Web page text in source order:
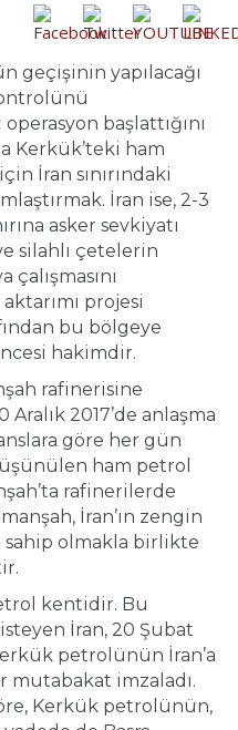
geçişinin yapılacağı
başlattığını
Kerkük’teki ham
İran sınırındaki
İran ise, 2-3
asker sevkiyatı
silahlı çetelerin
projesi
bu bölgeye
hakimdir.
rafinerisine
2017’de anlaşma
göre her gün
ham petrol
rafinerilerde
İran’ın zengin
olmakla birlikte
kentidir. Bu
İran, 20 Şubat
petrolünün İran’a
imzaladı.
Kerkük petrolünün,